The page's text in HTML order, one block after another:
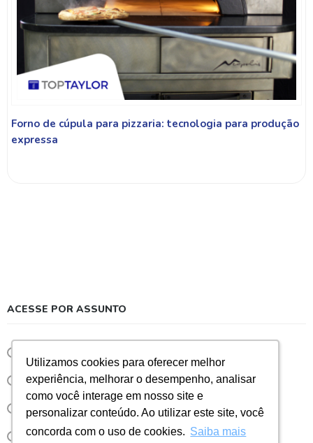
Utilizamos cookies para oferecer melhor
experiência, melhorar o desempenho, analisar
como você interage em nosso site e
personalizar conteúdo. Ao utilizar este site, você
concorda com o uso de cookies. Saiba mais
Utilizamos cookies para oferecer melhor
experiência, melhorar o desempenho, analisar
como você interage em nosso site e
personalizar conteúdo. Ao utilizar este site, você
concorda com o uso de cookies. Saiba mais
Forno de cúpula para pizzaria: tecnologia para produção
expressa
ACESSE POR ASSUNTO
Notícias
Sorvete
Taylor